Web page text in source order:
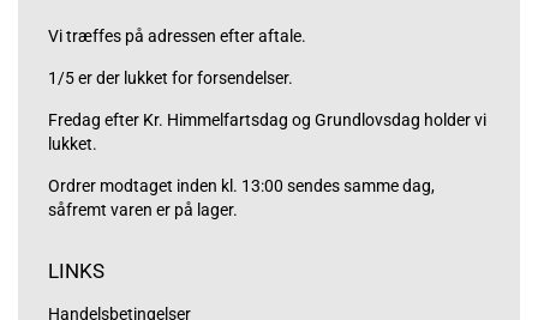
Vi træffes på adressen efter aftale.
1/5 er der lukket for forsendelser.
Fredag efter Kr. Himmelfartsdag og Grundlovsdag holder vi
lukket.
Ordrer modtaget inden kl. 13:00 sendes samme dag,
såfremt varen er på lager.
LINKS
Handelsbetingelser